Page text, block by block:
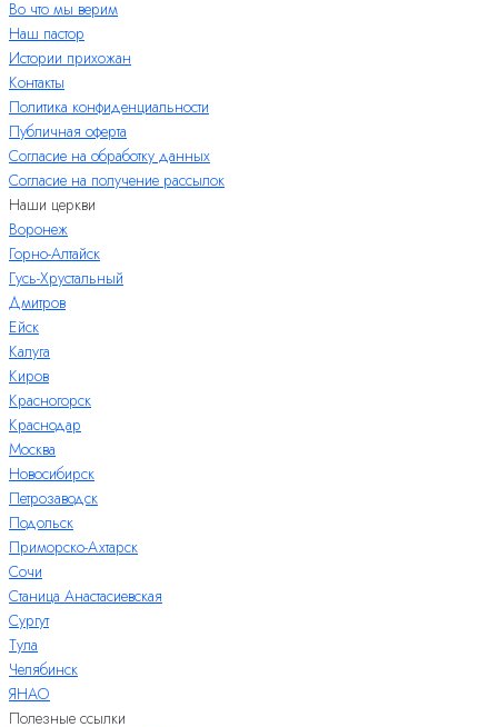
Во что мы верим
Наш пастор
Истории прихожан
Контакты
Политика конфиденциальности
Публичная оферта
Согласие на обработку данных
Согласие на получение рассылок
Наши церкви
Воронеж
Горно-Алтайск
Гусь-Хрустальный
Дмитров
Ейск
Калуга
Киров
Красногорск
Краснодар
Москва
Новосибирск
Петрозаводск
Подольск
Приморско-Ахтарск
Сочи
Станица Анастасиевская
Сургут
Тула
Челябинск
ЯНАО
Полезные ссылки